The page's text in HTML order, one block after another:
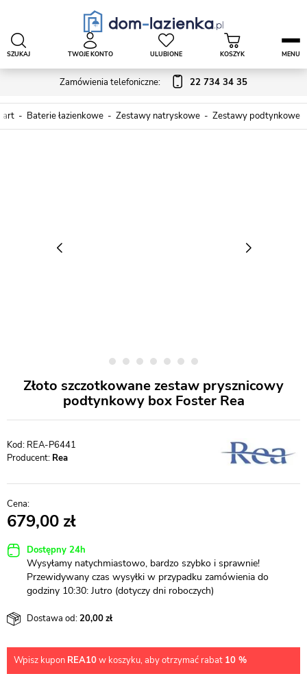
Zamówienia telefoniczne: 22 734 34 35
SZUKAJ TWOJE KONTO ULUBIONE KOSZYK MENU
Baterie łazienkowe Zestawy natryskowe Zestawy podtynkowe
Złoto szczotkowane zestaw prysznicowy
podtynkowy box Foster Rea
REA-P6441
Producent: Rea
679,00
Dostępny 24h
Wysyłamy natychmiastowo, bardzo szybko i sprawnie!
Przewidywany czas wysyłki w przypadku zamówienia do
godziny 10:30: Jutro (dotyczy dni roboczych)
Dostawa od:20,00
Wpisz kupon REA10w koszyku, aby otrzymać rabat 10 %